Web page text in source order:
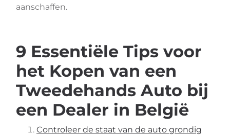
aanschaffen.
9 Essentiële Tips voor
het Kopen van een
Tweedehands Auto bij
een Dealer in België
Controleer de staat van de auto grondig